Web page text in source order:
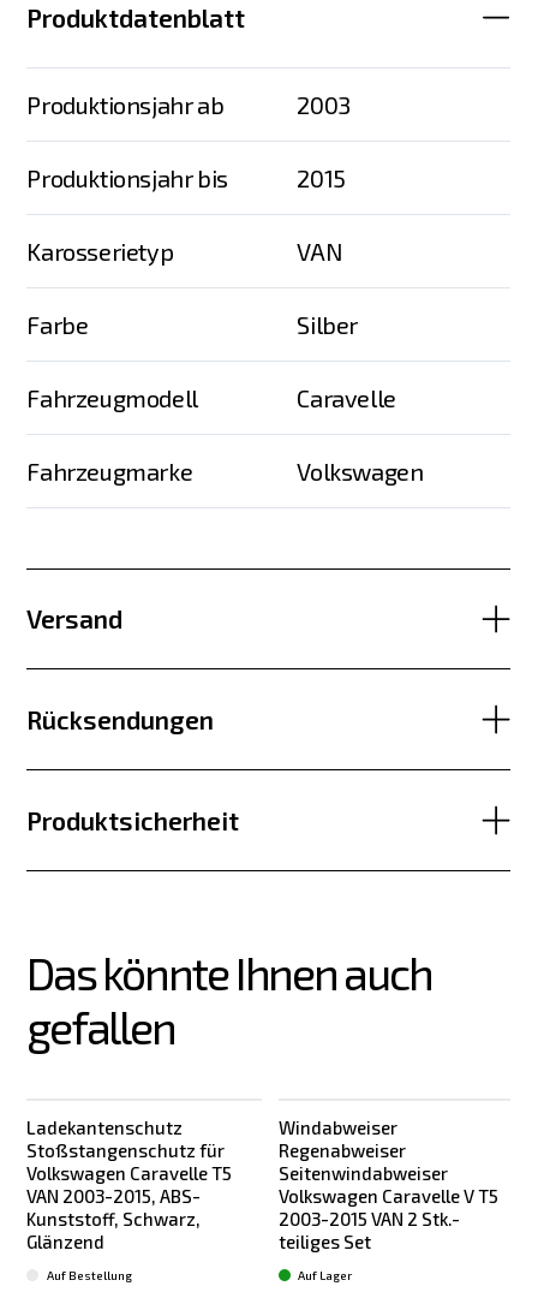
Produktdatenblatt
Produktionsjahr ab 2003
Produktionsjahr bis 2015
Karosserietyp VAN
Farbe Silber
Fahrzeugmodell Caravelle
Fahrzeugmarke Volkswagen
Versand
Rücksendungen
Produktsicherheit
Das könnte Ihnen auch
gefallen
Ladekantenschutz
Stoßstangenschutz für
Volkswagen Caravelle T5
VAN 2003-2015, ABS-
Kunststoff, Schwarz,
Glänzend
Auf Bestellung
Windabweiser
Regenabweiser
Seitenwindabweiser
Volkswagen Caravelle V T5
2003-2015 VAN 2 Stk.-
teiliges Set
Auf Lager